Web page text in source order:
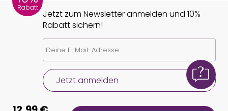
Rabatt
Jetzt zum Newsletter anmelden und 10%
Rabatt sichern!
Jetzt anmelden